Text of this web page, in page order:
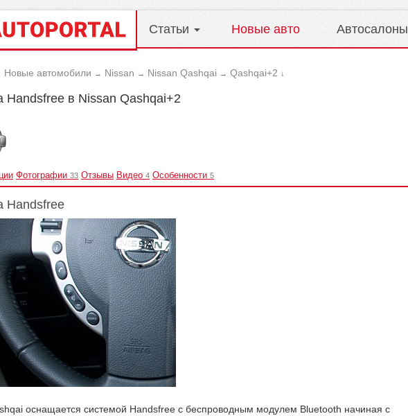
Статьи Новые авто Автосалоны
Новые автомобили → Nissan → Nissan Qashqai → Qashqai+2 ↓
Handsfree в Nissan Qashqai+2
Фотографии 33 Отзывы Видео 4 Особенности 5
Handsfree
оснащается системой Handsfree с беспроводным модулем Bluetooth начиная с